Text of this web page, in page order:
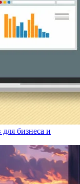
бизнеса и